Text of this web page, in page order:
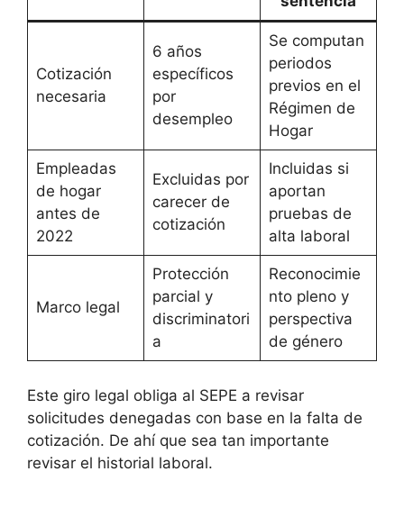
Cotización
necesaria
6 años
específicos
por
desempleo
Se computan
periodos
previos en el
Régimen de
Hogar
Empleadas
de hogar
antes de
2022
Excluidas por
carecer de
cotización
Incluidas si
aportan
pruebas de
alta laboral
Marco legal
Protección
parcial y
discriminatori
a
Reconocimie
nto pleno y
perspectiva
de género
Este giro legal obliga al SEPE a revisar
solicitudes denegadas con base en la falta de
cotización. De ahí que sea tan importante
revisar el historial laboral.